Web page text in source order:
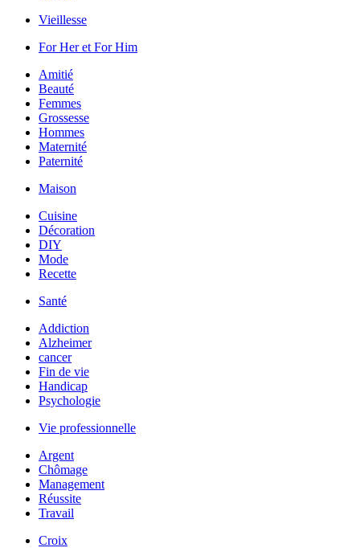
Vieillesse
For Her et For Him
Amitié
Beauté
Femmes
Grossesse
Hommes
Maternité
Paternité
Maison
Cuisine
Décoration
DIY
Mode
Recette
Santé
Addiction
Alzheimer
cancer
Fin de vie
Handicap
Psychologie
Vie professionnelle
Argent
Chômage
Management
Réussite
Travail
Croix